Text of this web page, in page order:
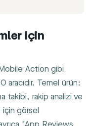
için
Action gibi
aracıdır. Temel ürün:
takibi, rakip analizi ve
görsel